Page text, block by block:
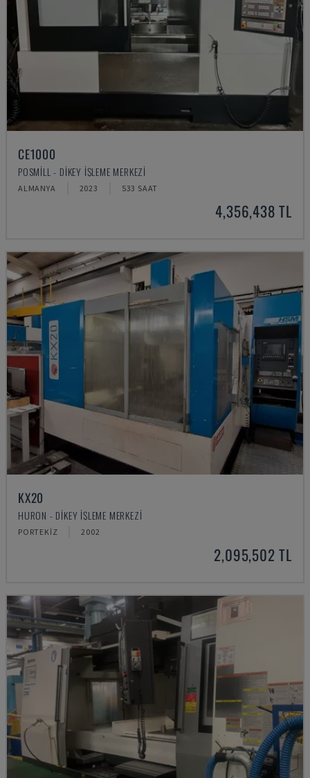
CE1000
POSMILL - DIKEY İŞLEME MERKEZI
ALMANYA 2023 533 SAAT
4,356,438 TL
KX20
HURON - DIKEY İŞLEME MERKEZI
PORTEKIZ 2002
2,095,502 TL